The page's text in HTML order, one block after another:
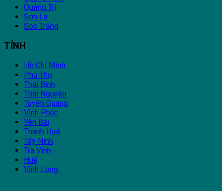
Quảng Trị
Sơn La
Sóc Trăng
TỈNH
Hồ Chí Minh
Phú Thọ
Thái Bình
Thái Nguyên
Tuyên Quang
Vĩnh Phúc
Yên Bái
Thanh Hoá
Tây Ninh
Trà Vinh
Huế
Vĩnh Long